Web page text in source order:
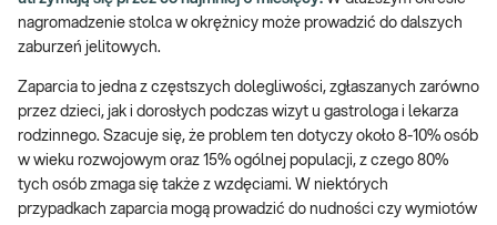
nagromadzenie stolca w okrężnicy może prowadzić do dalszych
zaburzeń jelitowych.
Zaparcia to jedna z częstszych dolegliwości, zgłaszanych zarówno
przez dzieci, jak i dorosłych podczas wizyt u gastrologa i lekarza
rodzinnego. Szacuje się, że problem ten dotyczy około 8-10% osób
w wieku rozwojowym oraz 15% ogólnej populacji, z czego 80%
tych osób zmaga się także z wzdęciami. W niektórych
przypadkach zaparcia mogą prowadzić do nudności czy wymiotów